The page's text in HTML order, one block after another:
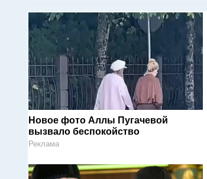
Новое фото Аллы Пугачевой
вызвало беспокойство
Реклама